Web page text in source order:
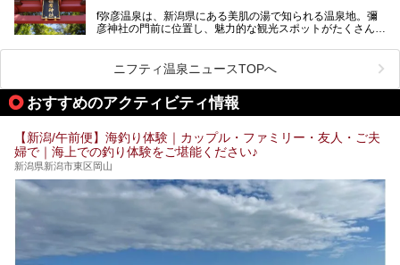
提供元：一般社団法人 雪国観光舎【PR】
す。
f弥彦温泉は、新潟県にある美肌の湯で知られる温泉地。彌
彦神社の門前に位置し、魅力的な観光スポットがたくさんあ
この記事では、弥彦温泉の宿泊に最適なおすすめ宿や、日帰
り施設、グルメスポット、弥彦の自然を堪能できる観光スポ
ットをご紹介します。初めての弥彦温泉旅行を計画している
方に向けて、弥彦温泉の魅力を存分にお伝えしますので、ぜ
ひ参考にしてみてくださいね！
ニフティ温泉ニュースTOPへ
おすすめのアクティビティ情報
【新潟/午前便】海釣り体験｜カップル・ファミリー・友人・ご夫
婦で｜海上での釣り体験をご堪能ください♪
新潟県新潟市東区岡山